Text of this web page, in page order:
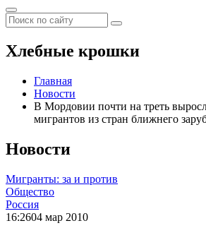
Хлебные крошки
Главная
Новости
В Мордовии почти на треть
мигрантов из стран ближнего
Новости
Мигранты: за и против
Общество
Россия
16:2604 мар 2010